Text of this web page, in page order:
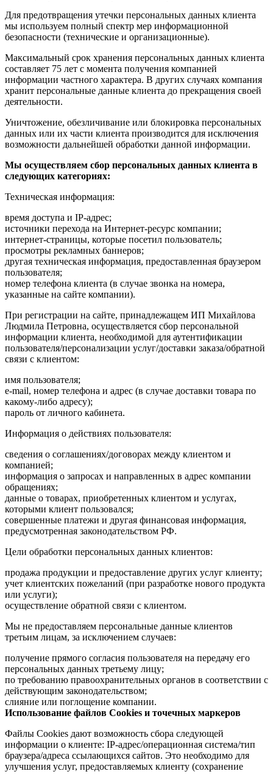
Для предотвращения утечки персональных данных клиента
мы используем полный спектр мер информационной
безопасности (технические и организационные).
Максимальный срок хранения персональных данных клиента
составляет 75 лет с момента получения компанией
информации частного характера. В других случаях компания
хранит персональные данные клиента до прекращения своей
деятельности.
Уничтожение, обезличивание или блокировка персональных
данных или их части клиента производится для исключения
возможности дальнейшей обработки данной информации.
Мы осуществляем сбор персональных данных клиента в
следующих категориях:
Техническая информация:
время доступа и IP-адрес;
источники перехода на Интернет-ресурс компании;
интернет-страницы, которые посетил пользователь;
просмотры рекламных баннеров;
другая техническая информация, предоставленная браузером
пользователя;
номер телефона клиента (в случае звонка на номера,
указанные на сайте компании).
При регистрации на сайте, принадлежащем ИП Михайлова
Людмила Петровна, осуществляется сбор персональной
информации клиента, необходимой для аутентификации
пользователя/персонализации услуг/доставки заказа/обратной
связи с клиентом:
имя пользователя;
e-mail, номер телефона и адрес (в случае доставки товара по
какому-либо адресу);
пароль от личного кабинета.
Информация о действиях пользователя:
сведения о соглашениях/договорах между клиентом и
компанией;
информация о запросах и направленных в адрес компании
обращениях;
данные о товарах, приобретенных клиентом и услугах,
которыми клиент пользовался;
совершенные платежи и другая финансовая информация,
предусмотренная законодательством РФ.
Цели обработки персональных данных клиентов:
продажа продукции и предоставление других услуг клиенту;
учет клиентских пожеланий (при разработке нового продукта
или услуги);
осуществление обратной связи с клиентом.
Мы не предоставляем персональные данные клиентов
третьим лицам, за исключением случаев:
получение прямого согласия пользователя на передачу его
персональных данных третьему лицу;
по требованию правоохранительных органов в соответствии с
действующим законодательством;
слияние или поглощение компании.
Использование файлов Cookies и точечных маркеров
Файлы Cookies дают возможность сбора следующей
информации о клиенте: IP-адрес/операционная система/тип
браузера/адреса ссылающихся сайтов. Это необходимо для
улучшения услуг, предоставляемых клиенту (сохранение